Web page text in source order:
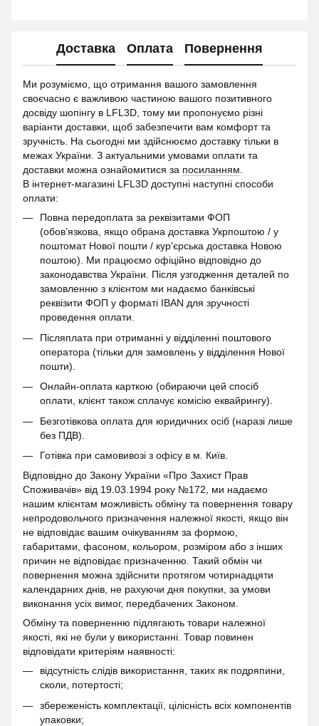
Доставка Оплата Повернення
Ми розуміємо, що отримання вашого замовлення
своєчасно є важливою частиною вашого позитивного
досвіду шопінгу в LFL3D, тому ми пропонуємо різні
варіанти доставки, щоб забезпечити вам комфорт та
зручність. На сьогодні ми здійснюємо доставку тільки в
межах України. З актуальними умовами оплати та
доставки можна ознайомитися за посиланням.
В інтернет-магазині LFL3D доступні наступні способи
оплати:
Повна передоплата за реквізитами ФОП
(обов’язкова, якщо обрана доставка Укрпоштою / у
поштомат Нової пошти / кур'єрська доставка Новою
поштою). Ми працюємо офіційно відповідно до
законодавства України. Після узгодження деталей по
замовленню з клієнтом ми надаємо банківські
реквізити ФОП у форматі IBAN для зручності
проведення оплати.
Післяплата при отриманні у відділенні поштового
оператора (тільки для замовлень у відділення Нової
пошти).
Онлайн-оплата карткою (обираючи цей спосіб
оплати, клієнт також сплачує комісію еквайрингу).
Безготівкова оплата для юридичних осіб (наразі лише
без ПДВ).
Готівка при самовивозі з офісу в м. Київ.
Відповідно до Закону України «Про Захист Прав
Споживачів» від 19.03.1994 року №172, ми надаємо
нашим клієнтам можливість обміну та повернення товару
непродовольчого призначення належної якості, якщо він
не відповідає вашим очікуванням за формою,
габаритами, фасоном, кольором, розміром або з інших
причин не відповідає призначенню. Такий обмін чи
повернення можна здійснити протягом чотирнадцяти
календарних днів, не рахуючи дня покупки, за умови
виконання усіх вимог, передбачених Законом.
Обміну та поверненню підлягають товари належної
якості, які не були у використанні. Товар повинен
відповідати критеріям наявності:
відсутність слідів використання, таких як подряпини,
сколи, потертості;
збереженість комплектації, цілісність всіх компонентів
упаковки;